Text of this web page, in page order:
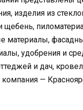
изделия из
щебень,
материалы,
удобрения и
и дач,
компания —